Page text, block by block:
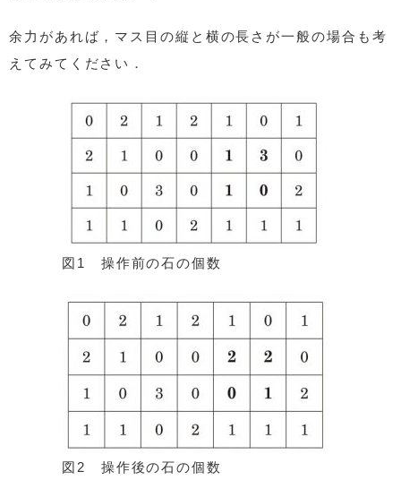
余力があれば，マス目の縦と横の長さが一般の場合も考
えてみてください．
図1 操作前の石の個数
図2 操作後の石の個数